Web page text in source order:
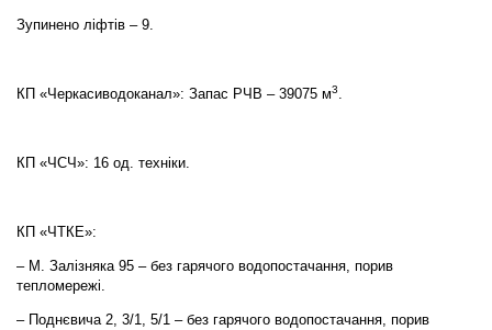
Зупинено ліфтів – 9.
КП «Черкасиводоканал»: Запас РЧВ – 39075 м3.
КП «ЧСЧ»: 16 од. техніки.
КП «ЧТКЕ»:
– М. Залізняка 95 – без гарячого водопостачання, порив
тепломережі.
– Поднєвича 2, 3/1, 5/1 – без гарячого водопостачання, порив